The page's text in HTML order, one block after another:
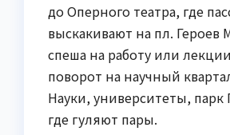
до Оперного театра, где
выскакивают на пл. Героев
спеша на работу или
поворот на научный
Науки, университеты, парк
где гуляют пары.